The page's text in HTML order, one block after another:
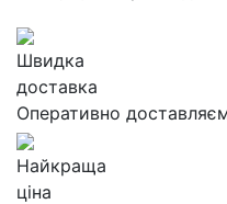
Швидка
доставка
Оперативно
Найкраща
ціна